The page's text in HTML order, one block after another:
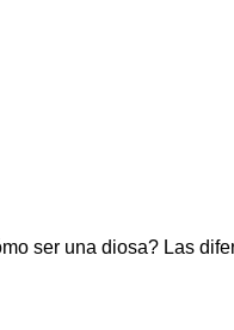
ser una diosa? Las